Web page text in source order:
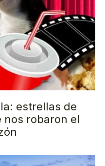
estrellas de
nos robaron el